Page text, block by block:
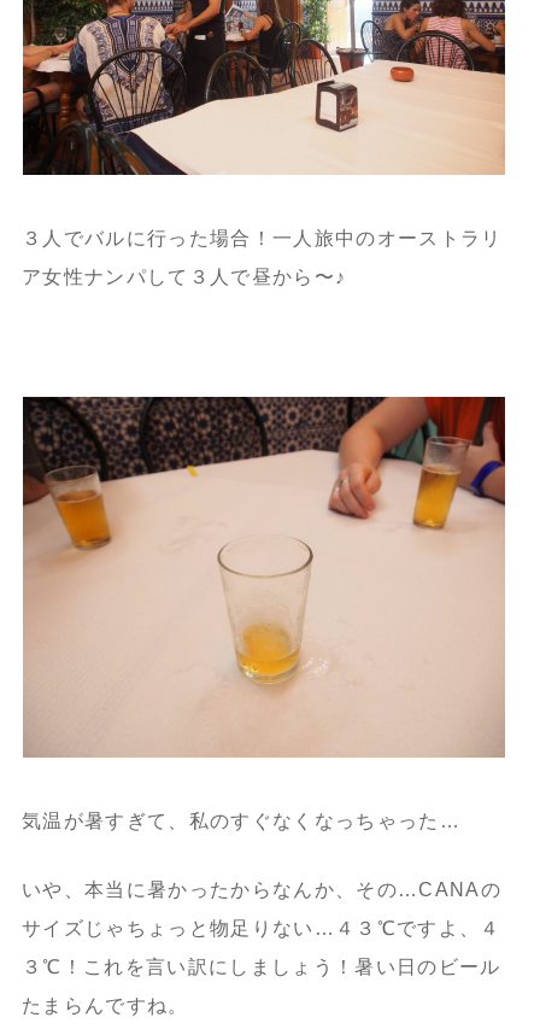
３人でバルに行った場合！一人旅中のオーストラリ
ア女性ナンパして３人で昼から〜♪
気温が暑すぎて、私のすぐなくなっちゃった…
いや、本当に暑かったからなんか、その…CANAの
サイズじゃちょっと物足りない…４３℃ですよ、４
３℃！これを言い訳にしましょう！暑い日のビール
たまらんですね。